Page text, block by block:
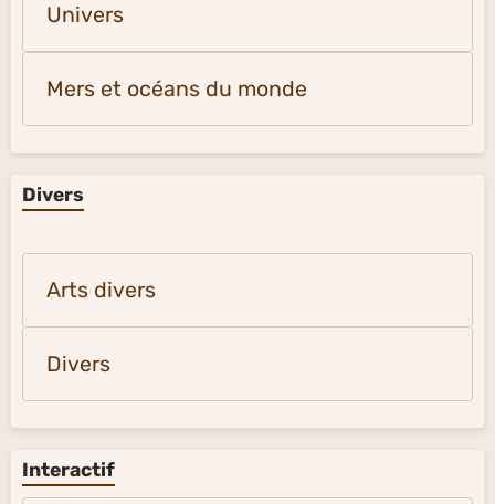
Univers
Mers et océans du monde
Divers
Arts divers
Divers
Interactif